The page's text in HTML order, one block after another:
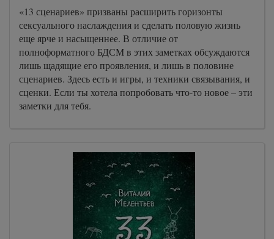
«13 сценариев» призваны расширить горизонты
сексуального наслаждения и сделать половую жизнь
еще ярче и насыщеннее. В отличие от
полноформатного БДСМ в этих заметках обсуждаются
лишь щадящие его проявления, и лишь в половине
сценариев. Здесь есть и игры, и техники связывания, и
сценки. Если ты хотела попробовать что-то новое – эти
заметки для тебя.